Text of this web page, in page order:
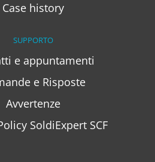
Case history
SUPPORTO
e appuntamenti
e Risposte
Avvertenze
SoldiExpert SCF